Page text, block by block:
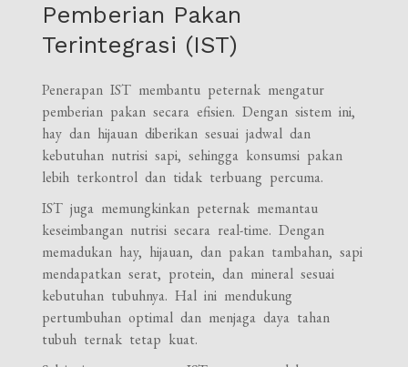
Pemberian Pakan
Terintegrasi (IST)
Penerapan IST membantu peternak mengatur
pemberian pakan secara efisien. Dengan sistem ini,
hay dan hijauan diberikan sesuai jadwal dan
kebutuhan nutrisi sapi, sehingga konsumsi pakan
lebih terkontrol dan tidak terbuang percuma.
IST juga memungkinkan peternak memantau
keseimbangan nutrisi secara real-time. Dengan
memadukan hay, hijauan, dan pakan tambahan, sapi
mendapatkan serat, protein, dan mineral sesuai
kebutuhan tubuhnya. Hal ini mendukung
pertumbuhan optimal dan menjaga daya tahan
tubuh ternak tetap kuat.